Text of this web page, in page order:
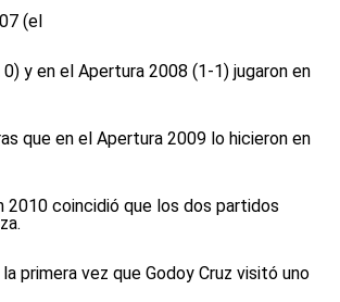
(el
0) y en el Apertura 2008 (1-1) jugaron en
que en el Apertura 2009 lo hicieron en
2010 coincidió que los dos partidos
primera vez que Godoy Cruz visitó uno